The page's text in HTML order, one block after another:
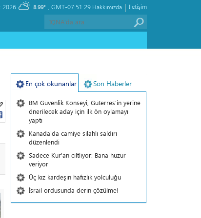
GMT-07:51:29
8.99° İletişim
|
Hakkımızda
En çok okunanlar Son Haberler
BM Güvenlik Konseyi, Guterres'in yerine
önerilecek aday için ilk ön oylamayı
yaptı
Kanada'da camiye silahlı saldırı
düzenlendi
Sadece Kur'an ciltliyor: Bana huzur
veriyor
Üç kız kardeşin hafızlık yolculuğu
İsrail ordusunda derin çözülme!